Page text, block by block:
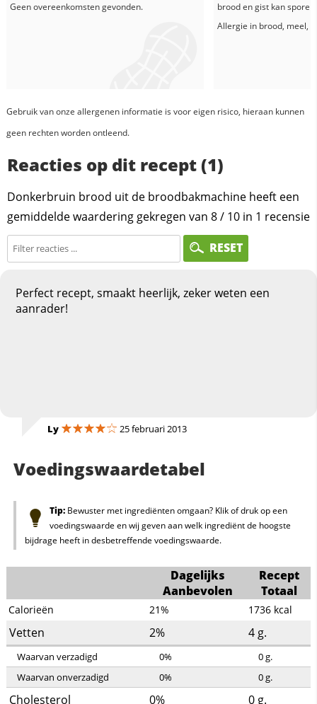
Geen overeenkomsten gevonden. broodengistkan sporen
Allergie in brood, meel,
Gebruik van onze allergenen informatie is voor eigen risico, hieraan kunnen
geen rechten worden ontleend.
Reacties op dit recept (1)
Donkerbruin brood uit de broodbakmachine heeft een
gemiddelde waardering gekregen van 8/ 10 in 1 recensie
RESET
Perfect recept, smaakt heerlijk, zeker weten een
aanrader!
Ly 25 februari 2013
Voedingswaardetabel
Tip:Bewuster met ingrediënten omgaan? Klik of druk op een
voedingswaarde en wij geven aan welk ingrediënt de hoogste
bijdrage heeft in desbetreffende voedingswaarde.
Dagelijks
Aanbevolen
Recept
Totaal
Calorieën 21% 1736 kcal
Vetten 2% 4 g.
Waarvan verzadigd 0% 0g.
Waarvan onverzadigd
0% 0g.
Cholesterol 0% 0 g.